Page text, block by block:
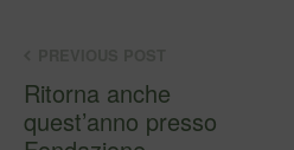
Ritorna anche
quest’anno presso